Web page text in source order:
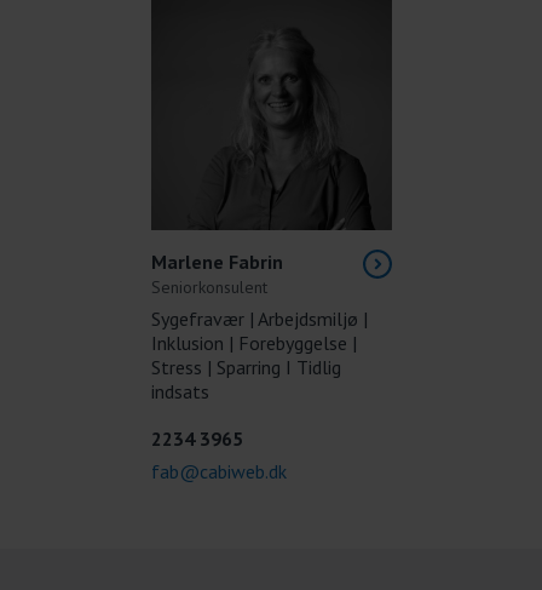
Marlene Fabrin
Seniorkonsulent
Sygefravær | Arbejdsmiljø |
Inklusion | Forebyggelse |
Stress | Sparring I Tidlig
indsats
2234 3965
fab@cabiweb.dk